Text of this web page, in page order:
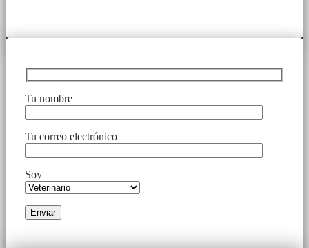
Tu nombre
Tu correo electrónico
Soy